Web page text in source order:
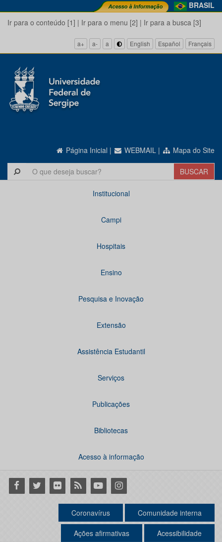
BRASIL
Ir para o conteúdo [1] | Ir para o menu [2] | Ir para a busca [3]
a+ a- a English Español Français
Página Inicial | WEBMAIL | Mapa do Site
Institucional
Campi
Hospitais
Ensino
Pesquisa e Inovação
Extensão
Assistência Estudantil
Serviços
Publicações
Bibliotecas
Acesso à informação
Facebook
Twitter Flickr RSS YoutubeInstagram
Coronavírus Comunidade interna
Ações afirmativas Acessibilidade